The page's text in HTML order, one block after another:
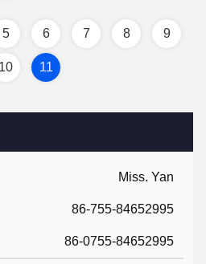
Miss. Yan
86-755-84652995
86-0755-84652995
5 6 7 8 9
10 11